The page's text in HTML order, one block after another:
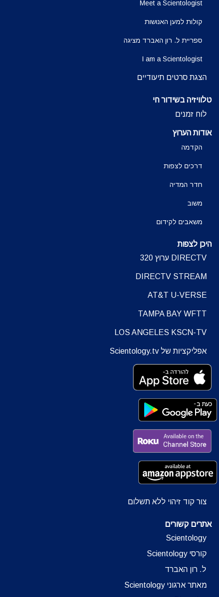
Meet a Scientologist
קולות למען האנושות
ספריית ל. רון האברד מציגה
I am a Scientologist
הצגת סרטים תיעודיים
טלוויזיה בשידור חי
לוח זמנים
אודות הערוץ
הקדמה
דרכים לצפות
חדר המדיה
משוב
משאבים לקידום
היכן לצפות
DIRECTV ערוץ 320
DIRECTV STREAM
AT&T U-VERSE
TAMPA BAY WFTT
LOS ANGELES KSCN-TV
אפליקציות של Scientology.tv
צור קוד זיהוי ללא תשלום
אתרים קשורים
Scientology
קורסי Scientology
ל. רון האברד
מאתר ארגוני Scientology